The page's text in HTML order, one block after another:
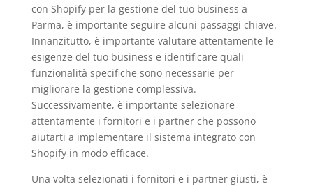
con Shopify per la gestione del tuo business a
Parma, è importante seguire alcuni passaggi chiave.
Innanzitutto, è importante valutare attentamente le
esigenze del tuo business e identificare quali
funzionalità specifiche sono necessarie per
migliorare la gestione complessiva.
Successivamente, è importante selezionare
attentamente i fornitori e i partner che possono
aiutarti a implementare il sistema integrato con
Shopify in modo efficace.
Una volta selezionati i fornitori e i partner giusti, è